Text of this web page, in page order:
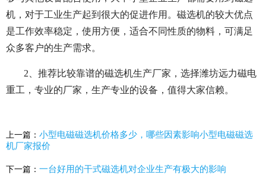
机，对于工业生产起到很大的促进作用。磁选机的较大优点
是工作效率稳定，使用方便，适合不同性质的物料，可满足
众多客户的生产需求。
2、推荐比较靠谱的磁选机生产厂家，选择潍坊远力磁电
重工，专业的厂家，生产专业的设备，值得大家信赖。
上一篇： 小型电磁磁选机价格多少，哪些因素影响小型电磁磁选
机厂家报价
下一篇： 一台好用的干式磁选机对企业生产有极大的影响